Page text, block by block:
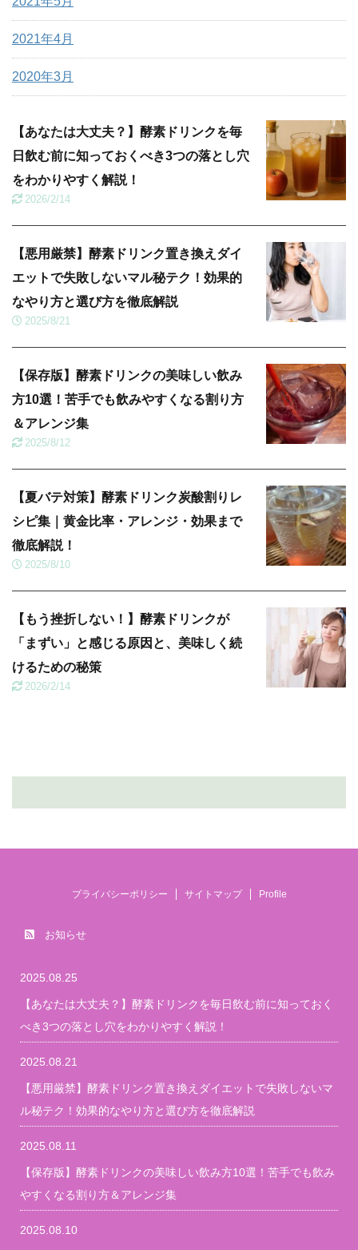
2021年4月
2020年3月
【あなたは大丈夫？】酵素ドリンクを毎
日飲む前に知っておくべき3つの落とし穴
をわかりやすく解説！
2026/2/14
【悪用厳禁】酵素ドリンク置き換えダイ
エットで失敗しないマル秘テク！効果的
なやり方と選び方を徹底解説
2025/8/21
【保存版】酵素ドリンクの美味しい飲み
方10選！苦手でも飲みやすくなる割り方
＆アレンジ集
2025/8/12
【夏バテ対策】酵素ドリンク炭酸割りレ
シピ集｜黄金比率・アレンジ・効果まで
徹底解説！
2025/8/10
【もう挫折しない！】酵素ドリンクが
「まずい」と感じる原因と、美味しく続
けるための秘策
2026/2/14
プライバシーポリシー サイトマップ Profile
お知らせ
2025.08.25
【あなたは大丈夫？】酵素ドリンクを毎日飲む前に知っておく
べき3つの落とし穴をわかりやすく解説！
2025.08.21
【悪用厳禁】酵素ドリンク置き換えダイエットで失敗しないマ
ル秘テク！効果的なやり方と選び方を徹底解説
2025.08.11
【保存版】酵素ドリンクの美味しい飲み方10選！苦手でも飲み
やすくなる割り方＆アレンジ集
2025.08.10